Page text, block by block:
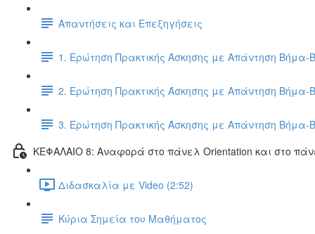
Απαντήσεις και Επεξηγήσεις
1. Ερώτηση Πρακτικής Άσκησης με Απάντηση Βήμα-
2. Ερώτηση Πρακτικής Άσκησης με Απάντηση Βήμα-
3. Ερώτηση Πρακτικής Άσκησης με Απάντηση Βήμα-
ΚΕΦΑΛΑΙΟ 8: Αναφορά στο πάνελ Orientation και στο
Διδασκαλία με Video (2:52)
Κύρια Σημεία του Μαθήματος